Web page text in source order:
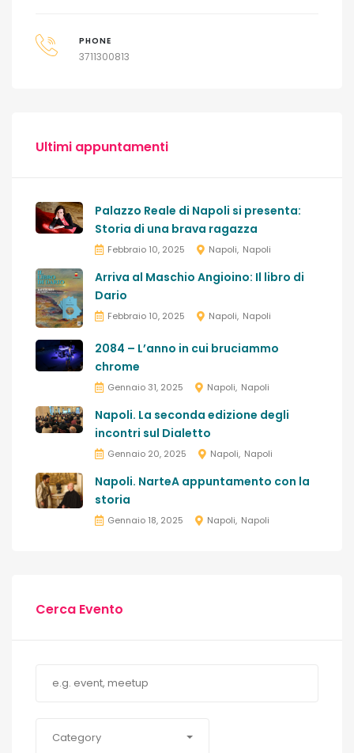
PHONE
3711300813
Ultimi appuntamenti
Palazzo Reale di Napoli si presenta:
Storia di una brava ragazza
Febbraio 10, 2025 Napoli Napoli
Arriva al Maschio Angioino: Il libro di
Dario
Febbraio 10, 2025 Napoli Napoli
2084 – L’anno in cui bruciammo
chrome
Gennaio 31, 2025 Napoli Napoli
Napoli. La seconda edizione degli
incontri sul Dialetto
Gennaio 20, 2025 Napoli Napoli
Napoli. NarteA appuntamento con la
storia
Gennaio 18, 2025 Napoli Napoli
Cerca Evento
Category